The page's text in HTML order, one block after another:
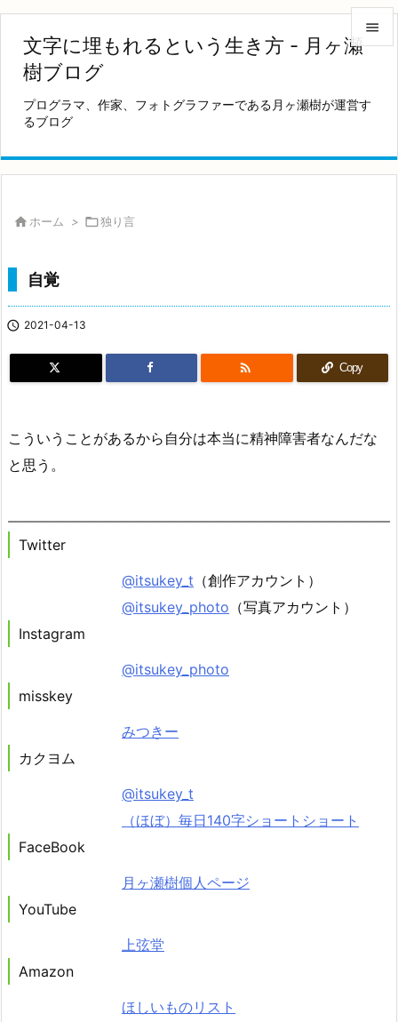
文字に埋もれるという生き方 - 月ヶ瀬
樹ブログ
プログラマ、作家、フォトグラファーである月ヶ瀬樹が運営す
るブログ



前へ
 ホーム > 独り言
自覚
 2021-04-13
 Copy
こういうことがあるから自分は本当に精神障害者なんだな
と思う。
Twitter
@itsukey_t （創作アカウント）
@itsukey_photo （写真アカウント）
Instagram
@itsukey_photo
misskey
みつきー
カクヨム
@itsukey_t
（ほぼ）毎日140字ショートショート
FaceBook
月ヶ瀬樹個人ページ
YouTube
上弦堂
Amazon
ほしいものリスト